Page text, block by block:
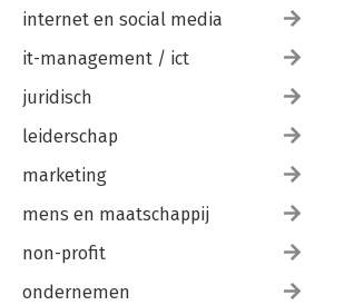
internet en social media
it-management / ict
juridisch
leiderschap
marketing
mens en maatschappij
non-profit
ondernemen